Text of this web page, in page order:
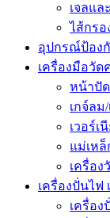
เจลแ
ไส้กรอ
อุปกรณ์ป้อง
เครื่องมือวัด
หน้าปัด
เกจ์ลม
เวอร์เ
แม่เห
เครื่อง
เครื่องปั่นไฟ
เครื่อง